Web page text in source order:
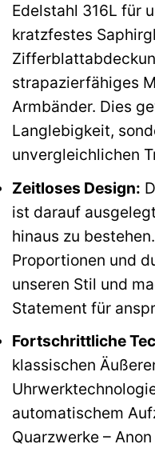
Edelstahl 316L für
kratzfestes
strapazierfähiges
Armbänder. Dies
Langlebigkeit,
unvergleichlichen
Zeitloses Design:
ist darauf
hinaus zu
Proportionen und
unseren Stil und
Statement für
Fortschrittliche
klassischen
automatischem
Quarzwerke –